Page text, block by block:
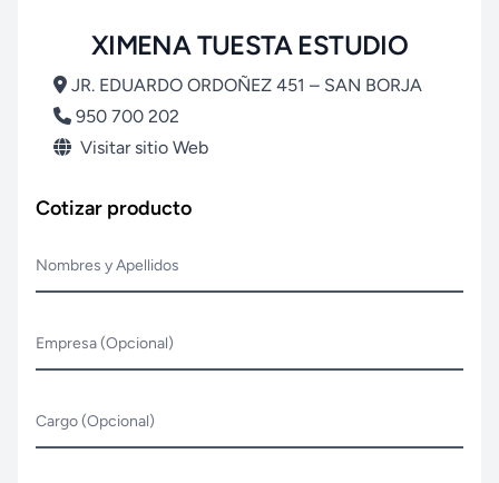
XIMENA TUESTA ESTUDIO
JR. EDUARDO ORDOÑEZ 451 – SAN BORJA
950 700 202
Visitar sitio Web
Cotizar producto
Nombres y Apellidos
Empresa (Opcional)
Cargo (Opcional)